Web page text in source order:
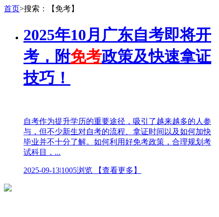
首页>搜索：【免考】
2025年10月广东自考即将开
考，附免考政策及快速拿证
技巧！
自考作为提升学历的重要途径，吸引了越来越多的人参
与，但不少新生对自考的流程、拿证时间以及如何加快
毕业并不十分了解。如何利用好免考政策，合理规划考
试科目，...
2025-09-13|1005浏览 【查看更多】